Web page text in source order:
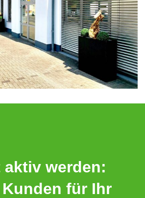
aktiv werden:
Kunden für Ihr